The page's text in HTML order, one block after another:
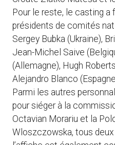
Pour le reste, le casting a
présidents de comités
Sergey Bubka (Ukraine),
Jean-Michel Saive
(Allemagne), Hugh
Alejandro Blanco
Parmi les autres
pour siéger à la
Octavian Morariu et la
Wloszczowska, tous deux